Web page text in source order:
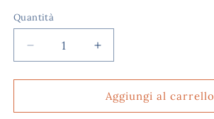
Quantità
Diminuisci
quantità
per
CYSTIPHANE
120CPR
Aumenta
quantità
per
CYSTIPHANE
120CPR
Aggiungi al carrello